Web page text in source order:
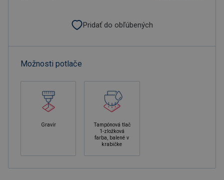
Pridať do obľúbených
Možnosti potlače
Gravír
Tampónová tlač
1-zložková
farba, balené v
krabičke